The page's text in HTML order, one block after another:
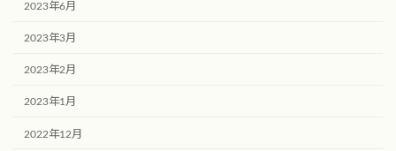
2023年6月
2023年3月
2023年2月
2023年1月
2022年12月